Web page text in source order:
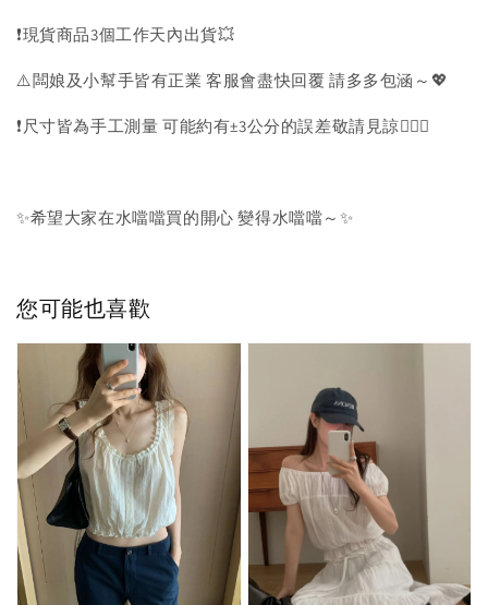
❗️現貨商品3個工作天內出貨💥
⚠️闆娘及小幫手皆有正業 客服會盡快回覆 請多多包涵～💖
❗️尺寸皆為手工測量 可能約有±3公分的誤差敬請見諒🙇🏻‍♀️
✨希望大家在水噹噹買的開心 變得水噹噹～✨
您可能也喜歡